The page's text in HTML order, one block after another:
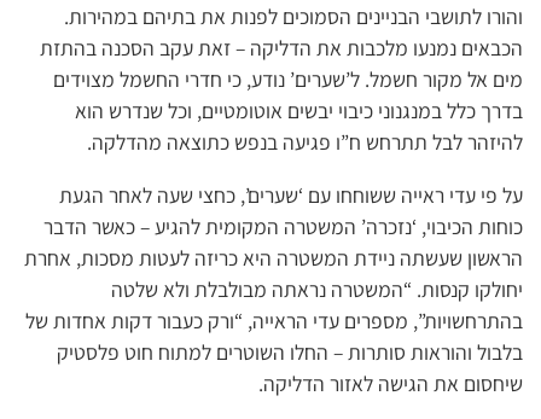
והורו לתושבי הבניינים הסמוכים לפנות את בתיהם במהירות.
הכבאים נמנעו מלכבות את הדליקה – זאת עקב הסכנה בהתזת
מים אל מקור חשמל. ל’שערים’ נודע, כי חדרי החשמל מצוידים
בדרך כלל במנגנוני כיבוי יבשים אוטומטיים, וכל שנדרש הוא
להיזהר לבל תתרחש ח”ו פגיעה בנפש כתוצאה מהדלקה.
על פי עדי ראייה ששוחחו עם ‘שערים’, כחצי שעה לאחר הגעת
כוחות הכיבוי, ‘נזכרה’ המשטרה המקומית להגיע – כאשר הדבר
הראשון שעשתה ניידת המשטרה היא כריזה לעטות מסכות, אחרת
יחולקו קנסות. “המשטרה נראתה מבולבלת ולא שלטה
בהתרחשויות”, מספרים עדי הראייה, “ורק כעבור דקות אחדות של
בלבול והוראות סותרות – החלו השוטרים למתוח חוט פלסטיק
שיחסום את הגישה לאזור הדליקה.